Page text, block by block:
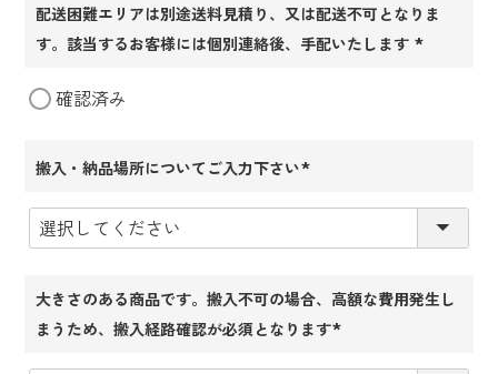
配送困難エリアは別途送料見積り、又は配送不可となりま
す。該当するお客様には個別連絡後、手配いたします
確認済み
搬入・納品場所についてご入力下さい
大きさのある商品です。搬入不可の場合、高額な費用発生し
まうため、搬入経路確認が必須となります